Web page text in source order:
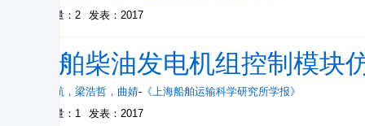
被引量：2
发表：2017
船舶柴油发电机组控制模
徐敏航 ， 梁浩哲 ， 曲婧- 《上海船舶运输科学研究所学报》
被引量：1
发表：2017